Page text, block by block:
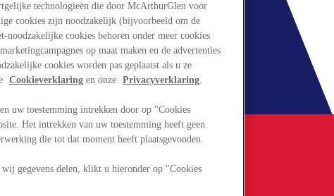
technologieën die door McArthurGlen voor
cookies zijn noodzakelijk (bijvoorbeeld om de
cookies behoren onder meer cookies
op maat maken en de advertenties
cookies worden pas geplaatst als u ze
Cookieverklaring en onze Privacyverklaring.
uw toestemming intrekken door op "Cookies
Het intrekken van uw toestemming heeft geen
die tot dat moment heeft plaatsgevonden.
gegevens delen, klikt u hieronder op "Cookies